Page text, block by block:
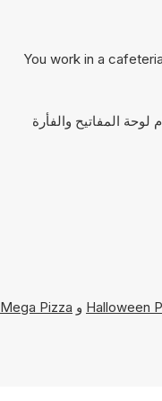
You work in a
Halloween و Mega Pizza